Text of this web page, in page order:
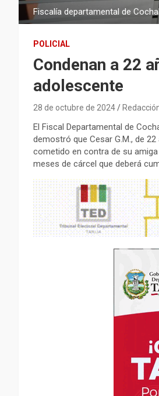
Fiscalía departamental de
POLICIAL
Condenan a 22
adolescente
28 de octubre de 2024
El Fiscal Departamental de
demostró que Cesar G.M., de
cometido en contra de su
meses de cárcel que deberá